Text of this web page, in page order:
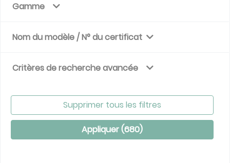
Gamme
Nom du modèle / N° du certificat
Critères de recherche avancée
Supprimer tous les filtres
Appliquer (680)